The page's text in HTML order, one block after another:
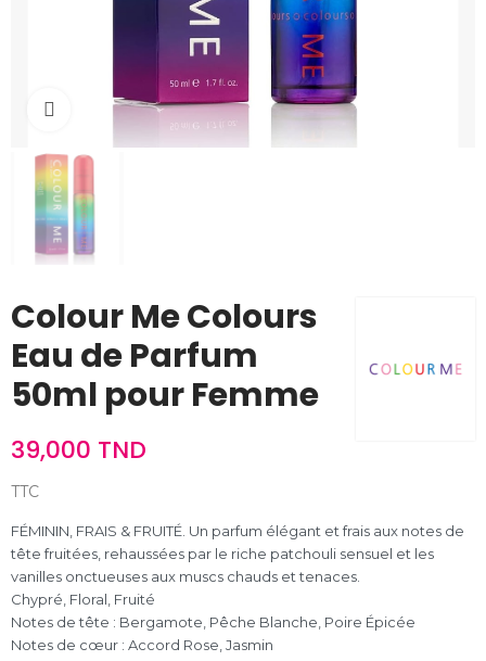
Cliquez pour agrandir
Colour Me Colours
Eau de Parfum
50ml pour Femme
39,000 TND
TTC
FÉMININ, FRAIS & FRUITÉ. Un parfum élégant et frais aux notes de
tête fruitées, rehaussées par le riche patchouli sensuel et les
vanilles onctueuses aux muscs chauds et tenaces.
Chypré, Floral, Fruité
Notes de tête : Bergamote, Pêche Blanche, Poire Épicée
Notes de cœur : Accord Rose, Jasmin